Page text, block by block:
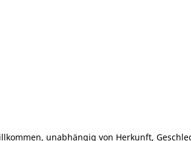
unabhängig von Herkunft,